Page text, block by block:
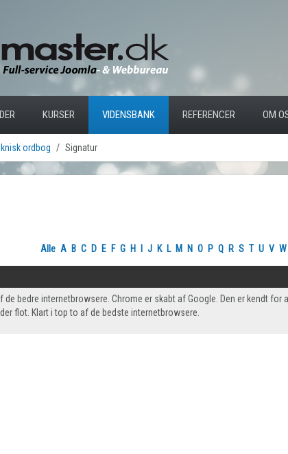
KURSER VIDENSBANK REFERENCER OM
ordbog Signatur
Alle A B C D E F G H J K L M N O P Q R S T U V W
de bedre internetbrowsere. Chrome er skabt af Google. Den er kendt
flot. Klart i top to af de bedste internetbrowsere.